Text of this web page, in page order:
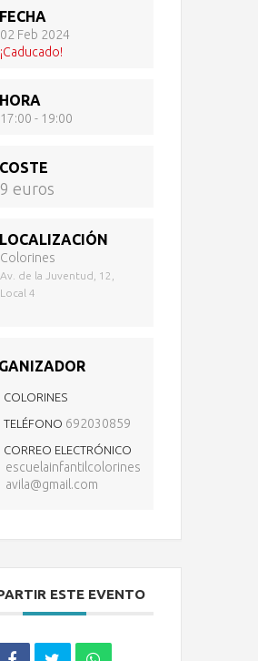
FECHA
02 Feb 2024
¡Caducado!
HORA
17:00 - 19:00
COSTE
9 euros
LOCALIZACIÓN
Colorines
Av. de la Juventud, 12,
Local 4
COLORINES
TELÉFONO 692030859
CORREO ELECTRÓNICO
escuelainfantilcolorines
avila@gmail.com
ESTE EVENTO